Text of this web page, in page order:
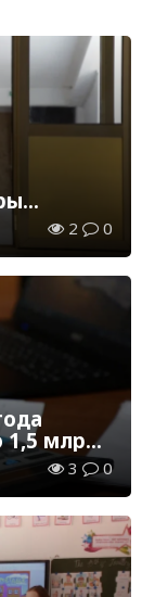
2 0
1,5 млрд
3 0